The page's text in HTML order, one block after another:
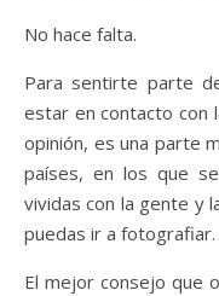
No hace falta.
Para sentirte parte
estar en contacto con
opinión, es una parte
países, en los que
vividas con la gente y
puedas ir a fotografiar.
El mejor consejo que